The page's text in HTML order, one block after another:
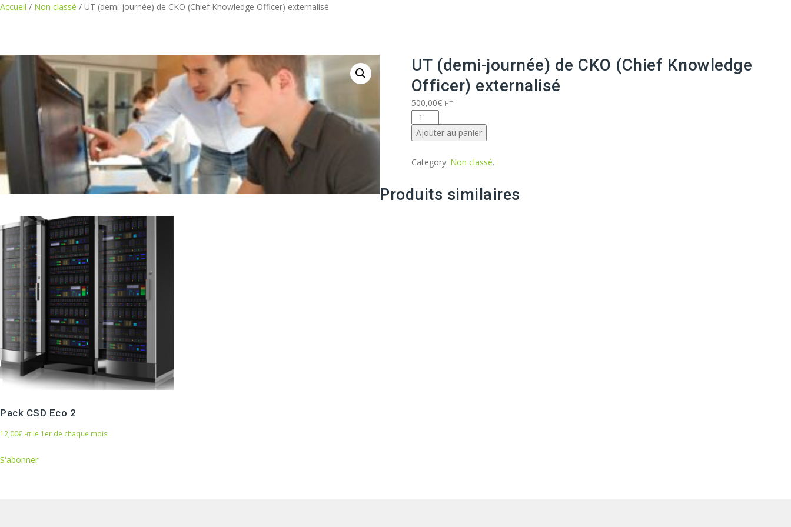
Accueil / Non classé / UT (demi-journée) de CKO (Chief Knowledge Officer) externalisé
UT (demi-journée) de CKO (Chief Knowledge
Officer) externalisé
500,00€ HT
quantité
de
UT
(demi-
journée)
CKO
Ajouter au panier
Category: Non classé.
Produits similaires
Pack CSD Eco 2
12,00€ HT le 1er de chaque mois
S'abonner